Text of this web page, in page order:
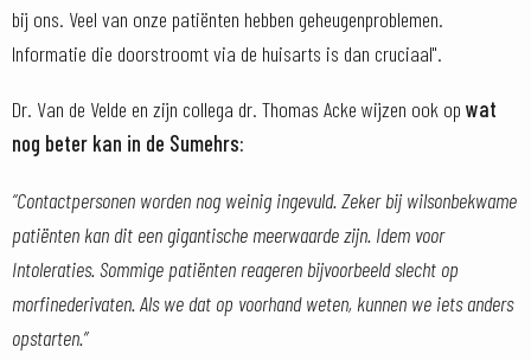
bij ons. Veel van onze patiënten hebben geheugenproblemen.
Informatie die doorstroomt via de huisarts is dan cruciaal".
Dr. Van de Velde en zijn collega dr. Thomas Acke wijzen ook op wat
nog beter kan in de Sumehrs:
“Contactpersonen worden nog weinig ingevuld. Zeker bij wilsonbekwame
patiënten kan dit een gigantische meerwaarde zijn. Idem voor
Intoleraties. Sommige patiënten reageren bijvoorbeeld slecht op
morfinederivaten. Als we dat op voorhand weten, kunnen we iets anders
opstarten.”